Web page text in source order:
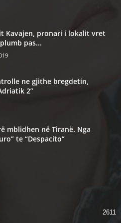
Kavajen, pronari i lokalit vret
pas...
ne gjithe bregdetin,
2”
mblidhen në Tiranë. Nga
te “Despacito”
2611